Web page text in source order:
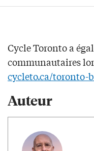
Cycle Toronto a
communautaires
cycleto.ca/toronto-
Auteur